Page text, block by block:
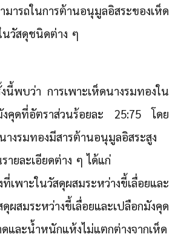
รถในการต้านอนุมูลอิสระของเห็ด
นวัสดุชนิดต่าง ๆ
นี้พบว่า การเพาะเห็ดนางรมทองใน
งคุดที่อัตราส่วนร้อยละ 25:75 โดย
างรมทองมีสารต้านอนุมูลอิสระสูง
ายละเอียดต่าง ๆ ได้แก่
เพาะในวัสดุผสมระหว่างขี้เลื่อยและ
ผสมระหว่างขี้เลื่อยและเปลือกมังคุด
และน้ำหนักแห้งไม่แตกต่างจากเห็ด